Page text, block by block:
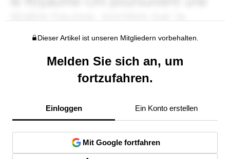
Dieser Artikel ist unseren Mitgliedern vorbehalten.
Melden Sie sich an, um
fortzufahren.
Einloggen Ein Konto erstellen
Mit Google fortfahren